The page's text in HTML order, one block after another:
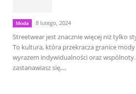
Moda 8 lutego, 2024
Streetwear jest znacznie więcej niż tylko
To kultura, która przekracza granice mody
wyrazem indywidualności oraz wspólnoty.
zastanawiasz się,...